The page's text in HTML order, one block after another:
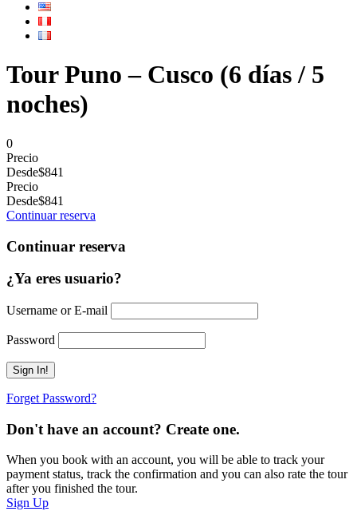
Tour Puno – Cusco (6 días / 5
noches)
0
Precio
Desde$841
Precio
Desde$841
Continuar reserva
Continuar reserva
¿Ya eres usuario?
Username or E-mail
Password
Forget Password?
Don't have an account? Create one.
When you book with an account, you will be able to track your
payment status, track the confirmation and you can also rate the tour
after you finished the tour.
Sign Up